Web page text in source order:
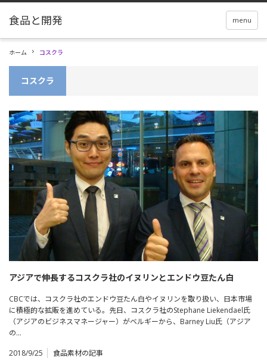
menu
ホーム コスクラ
コスクラ
アジアで伸長するコスクラ社のイヌリンとエンドウ豆たん白
CBCでは、コスクラ社のエンドウ豆たん白やイヌリンを取り扱い、日本市場
に積極的な拡販を進めている。先日、コスクラ社のStephane Liekendael氏
（アジアのビジネスマネージャー）がベルギーから、Barney Liu氏（アジア
の…
2018/9/25
食品素材の記事